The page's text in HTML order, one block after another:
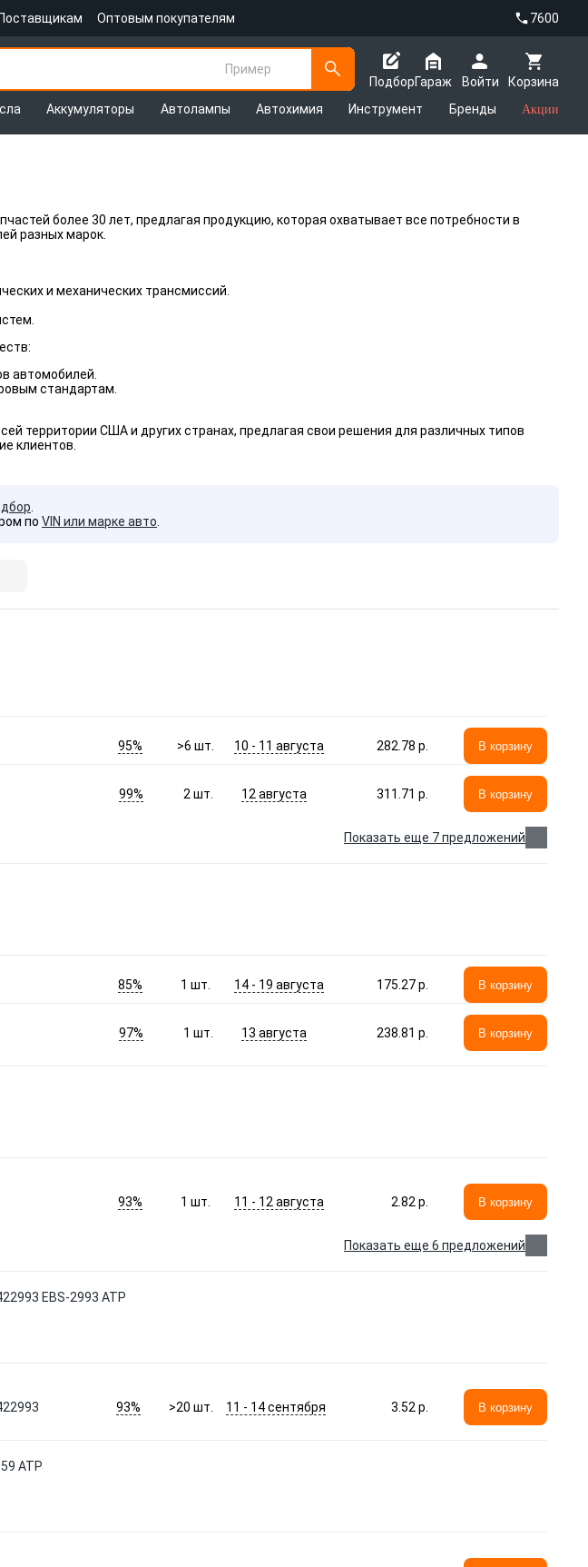
Поставщикам Оптовым покупателям 7600
Пример
Подбор
Корзина
Гараж
Войти
Аккумуляторы Автолампы Автохимия Инструмент Бренды Акции
более 30 лет, предлагая продукцию, которая охватывает все потребности в
разных марок.
и механических трансмиссий.
автомобилей.
стандартам.
территории США и других странах, предлагая свои решения для различных типов
клиентов.
по VIN или марке авто
95% >6 шт. 10 - 11 августа 282.78 p. В корзину
99% 2шт. 12 августа 311.71 p. В корзину
Показать еще 7 предложений
85% 1 шт. 14 - 19 августа 175.27 p. В корзину
97% 1шт. 13 августа 238.81 p. В корзину
93% 1 шт. 11 - 12 августа 2.82 p. В корзину
Показать еще 6 предложений
EBS-2993 ATP
93% >20шт. 11 - 14 сентября 3.52 p. В корзину
ATP